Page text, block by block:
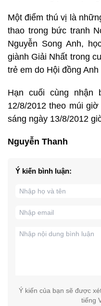
Một điểm thú vị là
thao trong bức tranh
Nguyễn Song Anh,
giành Giải Nhất trong
trẻ em do Hội đồng
Hạn cuối cùng
12/8/2012 theo múi
sáng ngày 13/8/2012
Nguyễn Thanh
Ý kiến bình luận:
Ý kiến của bạn sẽ được
tiếng